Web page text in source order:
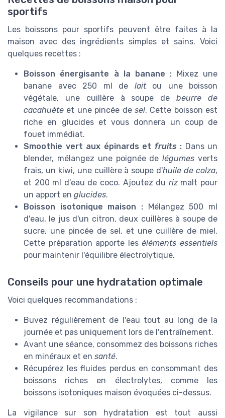
sportifs
Les boissons pour sportifs peuvent être faites à la
maison avec des ingrédients simples et sains. Voici
quelques recettes :
Boisson énergisante à la banane : Mixez une
banane avec 250 ml de laitou une boisson
végétale, une cuillère à soupe debeurre de
cacahuète et une pincée de sel. Cette boisson est
riche en glucides et vous donnera un coup de
fouet immédiat.
Smoothie vert aux épinards et fruits : Dans un
blender, mélangez une poignée delégumes verts
frais, un kiwi, une cuillère à soupe d'huile de colza,
et 200 ml d'eau de coco. Ajoutez du rizmalt pour
un apport en glucides.
Boisson isotonique maison : Mélangez 500 ml
d'eau, le jus d'un citron, deux cuillères à soupe de
sucre, une pincée de sel, et une cuillère de miel.
Cette préparation apporte leséléments essentiels
pour maintenir l'équilibre électrolytique.
Conseils pour une hydratation optimale
Voici quelques recommandations :
Buvez régulièrement de l'eau tout au long de la
journée et pas uniquement lors de l'entraînement.
Avant une séance, consommez des boissons riches
en minéraux et en santé.
Récupérez les fluides perdus en consommant des
boissons riches en électrolytes, comme les
boissons isotoniques maison évoquées ci-dessus.
La vigilance sur son hydratation est tout aussi